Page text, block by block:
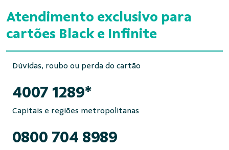
Atendimento exclusivo para
cartões Black e Infinite
Dúvidas, roubo ou perda do cartão
4007 1289*
Capitais e regiões metropolitanas
0800 704 8989